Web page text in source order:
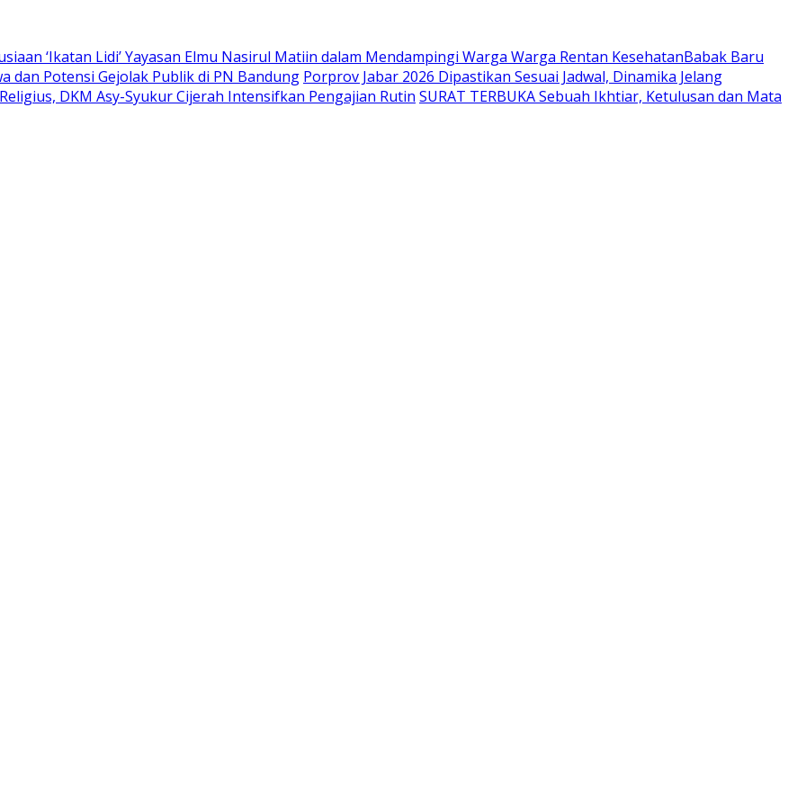
‘Ikatan Lidi’ Yayasan Elmu Nasirul Matiin dalam Mendampingi Warga Warga Rentan Kesehatan​Babak Baru
dan Potensi Gejolak Publik di PN Bandung Porprov Jabar 2026 Dipastikan Sesuai Jadwal, Dinamika Jelang
DKM Asy-Syukur Cijerah Intensifkan Pengajian Rutin SURAT TERBUKA Sebuah Ikhtiar, Ketulusan dan Mata